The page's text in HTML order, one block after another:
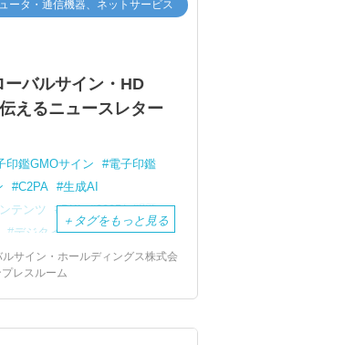
ータ・通信機器、ネットサービス
ーバルサイン・HD
えるニュースレター
印鑑GMOサイン
電子印鑑
C2PA
生成AI
テンツ
PKI
2025年問題
デジタイゼーション
ヒューマンエラー
少子高齢化
メキシコ市場
＋ タグをもっと見る
サイン・ホールディングス株式会
レスルーム